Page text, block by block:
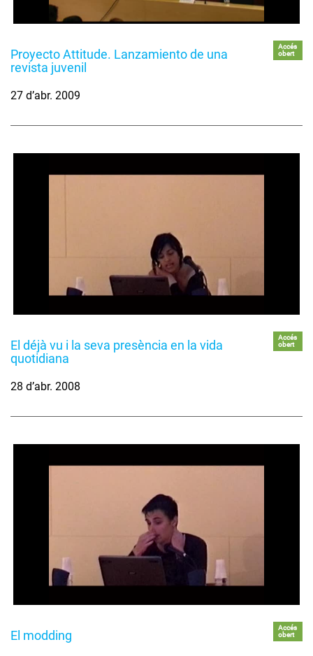
Proyecto Attitude. Lanzamiento de una
revista juvenil
Accés
obert
27 d’abr. 2009
El déjà vu i la seva presència en la vida
quotidiana
Accés
obert
28 d’abr. 2008
El modding
Accés
obert